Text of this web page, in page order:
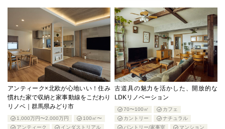
アンティーク×北欧が心地いい！住み
慣れた家で収納と家事動線をこだわり
リノベ｜群馬県みどり市
1,000万円〜2,000万円
100㎡〜
アンティーク
インダストリアル
古道具の魅力を活かした、開放的な
LDKリノベーション
70〜100㎡
カフェ
カントリー
ナチュラル
パントリー/家事室
マンション